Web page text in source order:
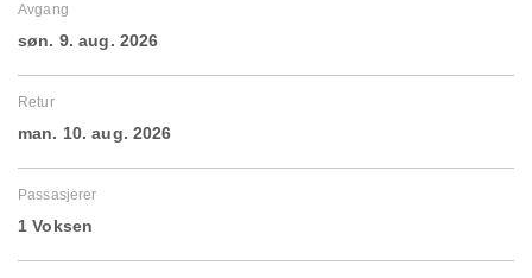
Avgang
søn. 9. aug. 2026
Retur
man. 10. aug. 2026
Passasjerer
1 Voksen